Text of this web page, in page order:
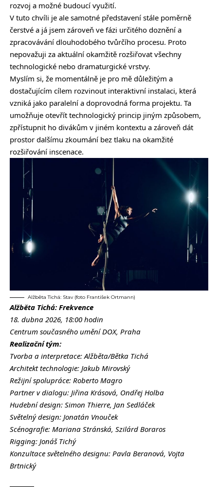
rozvoj a možné budoucí využití.
V tuto chvíli je ale samotné představení stále poměrně
čerstvé a já jsem zároveň ve fázi určitého doznění a
zpracovávání dlouhodobého tvůrčího procesu. Proto
nepovažuji za aktuální okamžitě rozšiřovat všechny
technologické nebo dramaturgické vrstvy.
Myslím si, že momentálně je pro mě důležitým a
dostačujícím cílem rozvinout interaktivní instalaci, která
vzniká jako paralelní a doprovodná forma projektu. Ta
umožňuje otevřít technologický princip jiným způsobem,
zpřístupnit ho divákům v jiném kontextu a zároveň dát
prostor dalšímu zkoumání bez tlaku na okamžité
rozšiřování inscenace.
Alžběta Tichá: Stav (foto František Ortmann)
Alžběta Tichá: Frekvence
18. dubna 2026, 18:00 hodin
Centrum současného umění DOX, Praha
Realizační tým:
Tvorba a interpretace: Alžběta/Bětka Tichá
Architekt technologie: Jakub Mirovský
Režijní spolupráce: Roberto Magro
Partner v dialogu: Jiřina Krásová, Ondřej Holba
Hudební design: Simon Thierre, Jan Sedláček
Světelný design: Jonatán Vnouček
Scénografie: Mariana Stránská, Szilárd Boraros
Rigging: Jonáš Tichý
Konzultace světelného designu: Pavla Beranová, Vojta
Brtnický